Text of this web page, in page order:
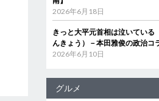
2026年6月18日
きっと大平元首相は泣いてい
んきょう）－本田雅俊の政治コ
2026年6月10日
グルメ